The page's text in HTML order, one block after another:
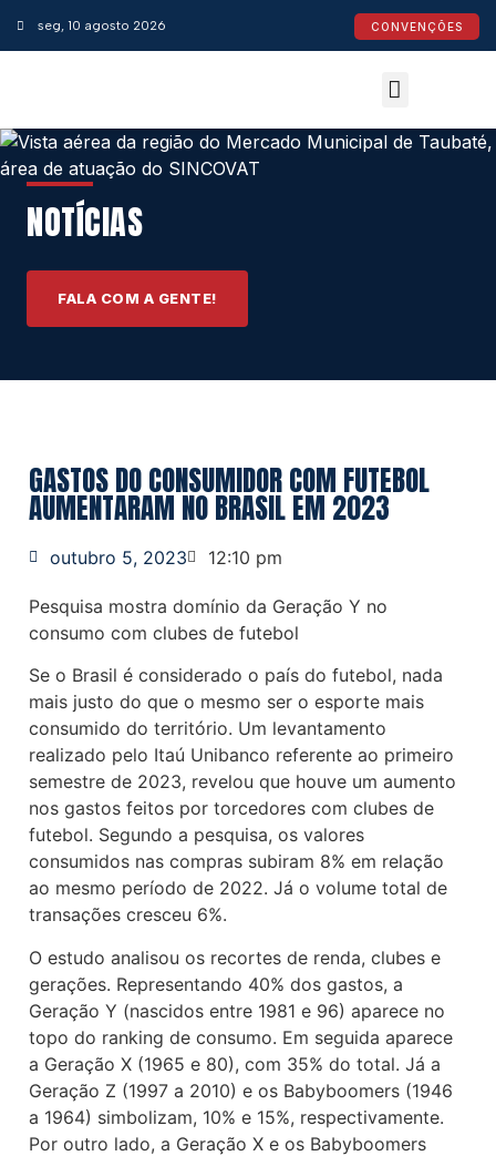
seg, 10 agosto 2026 CONVENÇÕES
NOTÍCIAS
FALA COM A GENTE!
GASTOS DO CONSUMIDOR COM FUTEBOL
AUMENTARAM NO BRASIL EM 2023
outubro 5, 2023 12:10 pm
Pesquisa mostra domínio da Geração Y no
consumo com clubes de futebol
Se o Brasil é considerado o país do futebol, nada
mais justo do que o mesmo ser o esporte mais
consumido do território. Um levantamento
realizado pelo Itaú Unibanco referente ao primeiro
semestre de 2023, revelou que houve um aumento
nos gastos feitos por torcedores com clubes de
futebol. Segundo a pesquisa, os valores
consumidos nas compras subiram 8% em relação
ao mesmo período de 2022. Já o volume total de
transações cresceu 6%.
O estudo analisou os recortes de renda, clubes e
gerações. Representando 40% dos gastos, a
Geração Y (nascidos entre 1981 e 96) aparece no
topo do ranking de consumo. Em seguida aparece
a Geração X (1965 e 80), com 35% do total. Já a
Geração Z (1997 a 2010) e os Babyboomers (1946
a 1964) simbolizam, 10% e 15%, respectivamente.
Por outro lado, a Geração X e os Babyboomers